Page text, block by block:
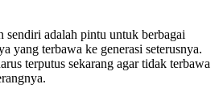
sendiri adalah pintu untuk berbagai
yang terbawa ke generasi seterusnya.
terputus sekarang agar tidak terbawa